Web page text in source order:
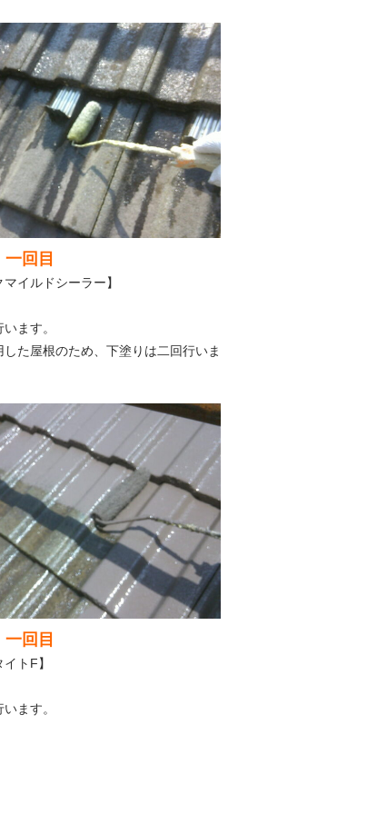
回目
マイルドシーラー】
ます。
た屋根のため、下塗りは二回行いま
回目
トF】
ます。